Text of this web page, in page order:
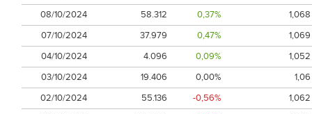
08/10/2024
58.312 0,37%
1,068
07/10/2024
37.979 0,47%
1,069
04/10/2024
4.096 0,09%
1,052
03/10/2024
19.406 0,00%
1,06
02/10/2024
55.136 -0,56%
1,062